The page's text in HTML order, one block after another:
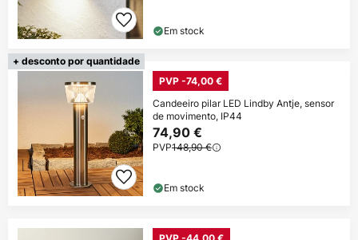
Em stock
+ desconto por quantidade
PVP -74,00 €
Candeeiro pilar LED Lindby Antje, sensor
de movimento, IP44
74,90 €
PVP148,90 €
Em stock